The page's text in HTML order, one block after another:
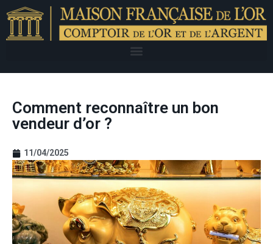
Comment reconnaître un bon
vendeur d’or ?
11/04/2025